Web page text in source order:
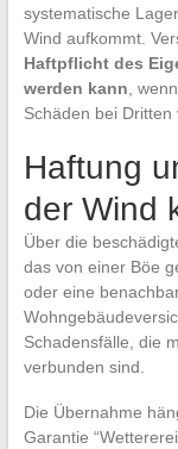
systematische
Wind aufkommt.
Haftpflicht des
werden kann,
Schäden bei Dritten
Haftung
der Wind
Über die
das von einer Böe
oder eine
Schadensfälle, die
verbunden sind.
Die Übernahme
Garantie